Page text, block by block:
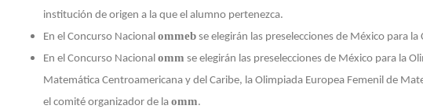
institución de origen a la que el alumno pertenezca.
En el Concurso Nacional ommeb se elegirán las preselecciones de México para
En el Concurso Nacional omm se elegirán las preselecciones de México para la
Matemática Centroamericana y del Caribe, la Olimpiada Europea Femenil de
el comité organizador de la omm.